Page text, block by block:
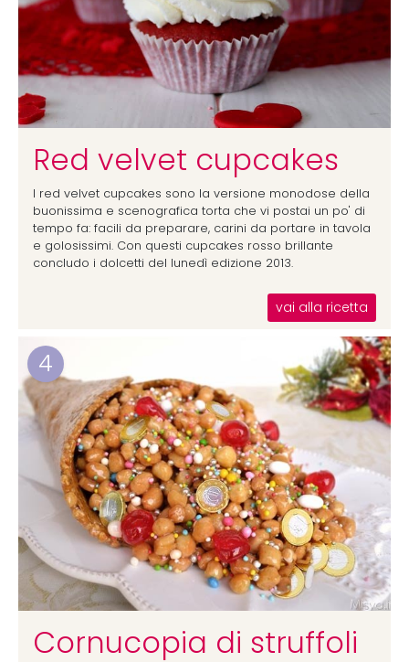
Red velvet cupcakes
I red velvet cupcakes sono la versione monodose della
buonissima e scenografica torta che vi postai un po' di
tempo fa: facili da preparare, carini da portare in tavola
e golosissimi. Con questi cupcakes rosso brillante
concludo i dolcetti del lunedì edizione 2013.
vai alla ricetta
4
Cornucopia di struffoli